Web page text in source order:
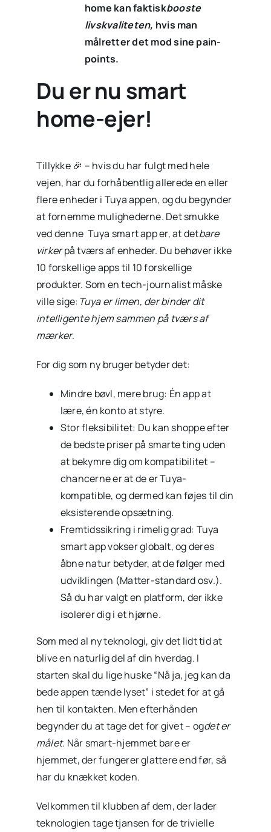
home kan faktiskbooste
livskvaliteten, hvis man
målretter det mod sine pain-
points.
Du er nu smart
home-ejer!
Tillykke 🎉 – hvis du har fulgt med hele
vejen, har du forhåbentlig allerede en eller
flere enheder i Tuya appen, og du begynder
at fornemme mulighederne. Det smukke
ved denne Tuya smart app er, at detbare
virkerpå tværs af enheder. Du behøver ikke
10 forskellige apps til 10 forskellige
produkter. Som en tech-journalist måske
ville sige:Tuya er limen, der binder dit
intelligente hjem sammen på tværs af
mærker.
For dig som ny bruger betyder det:
Mindre bøvl, mere brug: Én app at
lære, én konto at styre.
Stor fleksibilitet: Du kan shoppe efter
de bedste priser på smarte ting uden
at bekymre dig om kompatibilitet –
chancerne er at de er Tuya-
kompatible, og dermed kan føjes til din
eksisterende opsætning.
Fremtidssikring i rimelig grad: Tuya
smart app vokser globalt, og deres
åbne natur betyder, at de følger med
udviklingen (Matter-standard osv.).
Så du har valgt en platform, der ikke
isolerer dig i et hjørne.
Som med al ny teknologi, giv det lidt tid at
blive en naturlig del af din hverdag. I
starten skal du lige huske “Nå ja, jeg kan da
bede appen tænde lyset” i stedet for at gå
hen til kontakten. Men efterhånden
begynder du at tage det for givet – ogdet er
målet. Når smart-hjemmet bare er
hjemmet, der fungerer glattere end før, så
har du knækket koden.
Velkommen til klubben af dem, der lader
teknologien tage tjansen for de trivielle